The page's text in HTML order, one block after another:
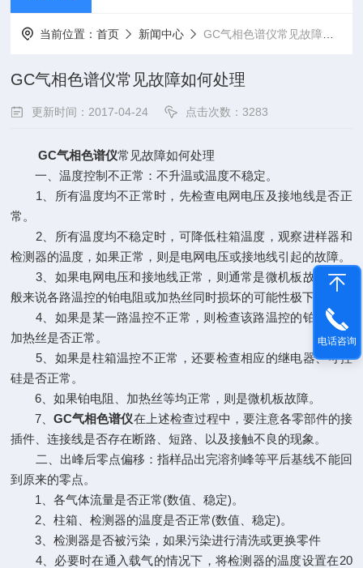
当前位置：首页 新闻中心 GC气相色谱仪常见故障如何处理
GC气相色谱仪常见故障如何处理
更新时间：2017-04-24 点击次数：3283
GC气相色谱仪常见故障如何处理
一、温度控制不正常：不升温或温度不稳定。
1、所有温度均不正常时，先检查电网电压及接地线是否正
常。
2、所有温度均不稳定时，可降低柱箱温度，观察进样器和
检测器的温度，如果正常，则是电网电压或接地线引起的故障。
3、如果电网电压和接地线正常，则通常是微机板故障，一
般来说各路温控的铂电阻或加热丝同时损坏的可能性极下。
4、如果是某一路温控不正常，则检查该路温控的铂电阻、
加热丝是否正常。
5、如果是柱箱温控不正常，还要检查相应的继电器、可控
硅是否正常。
6、如果铂电阻、加热丝等均正常，则是微机板故障。
7、GC气相色谱仪在上述检查过程中，要注意各零部件的接
插件、连接线是否存在断路、短路、以及接触不良的现象。
二、出峰后零点偏移：指样品出完溶剂峰等平后基线不能回
到原来的零点。
1、各气体流量是否正常(数值、稳定)。
2、柱箱、检测器的温度是否正常(数值、稳定)。
3、检测器是否被污染，如果污染进行清洗或更换零件
4、必要时在通入载气的情况下，将检测器的温度设置在20
电话咨询